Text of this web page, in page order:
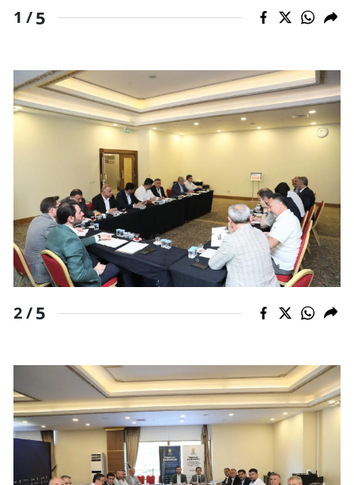
Isparta
İstanbul
İzmir
Kars
Kastamonu
Kayseri
Kırklareli
Kırşehir
Kütahya
Malatya
Manisa
1 /5
2 /5